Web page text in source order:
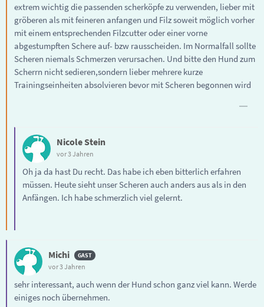
extrem wichtig die passenden scherköpfe zu verwenden, lieber mit
gröberen als mit feineren anfangen und Filz soweit möglich vorher
mit einem entsprechenden Filzcutter oder einer vorne
abgestumpften Schere auf- bzw rausscheiden. Im Normalfall sollte
Scheren niemals Schmerzen verursachen. Und bitte den Hund zum
Scherrn nicht sedieren,sondern lieber mehrere kurze
Trainingseinheiten absolvieren bevor mit Scheren begonnen wird
Nicole Stein
vor 3 Jahren
Oh ja da hast Du recht. Das habe ich eben bitterlich erfahren
müssen. Heute sieht unser Scheren auch anders aus als in den
Anfängen. Ich habe schmerzlich viel gelernt.
Michi
vor 3 Jahren
sehr interessant, auch wenn der Hund schon ganz viel kann. Werde
einiges noch übernehmen.